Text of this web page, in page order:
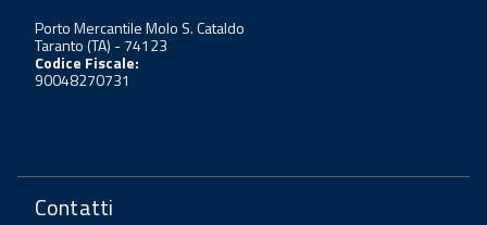
Porto Mercantile Molo S. Cataldo
Taranto (TA) - 74123
Codice Fiscale:
90048270731
Contatti